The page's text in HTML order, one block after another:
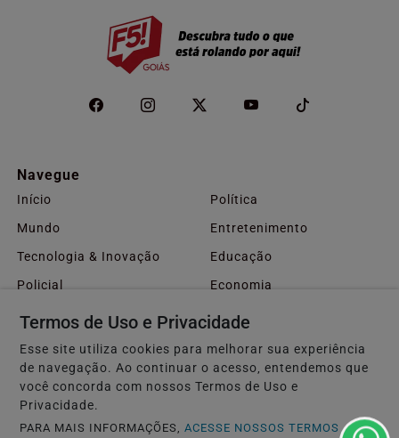
Navegue
Início
Política
Mundo
Entretenimento
Tecnologia & Inovação
Educação
Policial
Economia
Agro
Justiça
Saúde
Conteúdo Patrocinado
Esportes
Cidades
Sobre
Contato
Termos de Uso e Privacidade
Esse site utiliza cookies para melhorar sua experiência
de navegação. Ao continuar o acesso, entendemos que
você concorda com nossos Termos de Uso e
Privacidade.
PARA MAIS INFORMAÇÕES,ACESSE NOSSOS TERMOS